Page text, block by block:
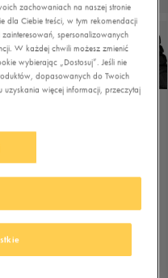
zachowaniach na naszej stronie
dla Ciebie treści, w tym rekomendacji
spersonalizowanych
W każdej chwili możesz zmienić
wybierając „Dostosuj”. Jeśli nie
dopasowanych do Twoich
więcej informacji, przeczytaj